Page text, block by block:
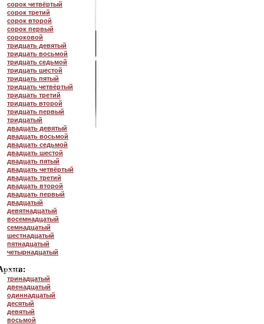
сорок четвёртый
сорок третий
сорок второй
сорок первый
сороковой
тридцать девятый
тридцать восьмой
тридцать седьмой
тридцать шестой
тридцать пятый
тридцать четвёртый
тридцать третий
тридцать второй
тридцать первый
тридцатый
двадцать девятый
двадцать восьмой
двадцать седьмой
двадцать шестой
двадцать пятый
двадцать четвёртый
двадцать третий
двадцать второй
двадцать первый
двадцатый
девятнадцатый
восемнадцатый
семнадцатый
шестнадцатый
пятнадцатый
четырнадцатый
тринадцатый
двенадцатый
одиннадцатый
десятый
девятый
восьмой